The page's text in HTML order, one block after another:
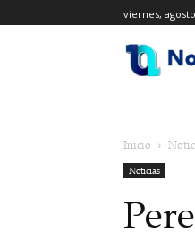
viernes,
Inicio
Noticias